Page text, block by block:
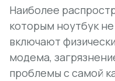
Наиболее
которым ноутбук
включают
модема,
проблемы с самой